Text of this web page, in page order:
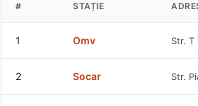
# STAȚIE
1 Omv Str. T
2 Socar Str.